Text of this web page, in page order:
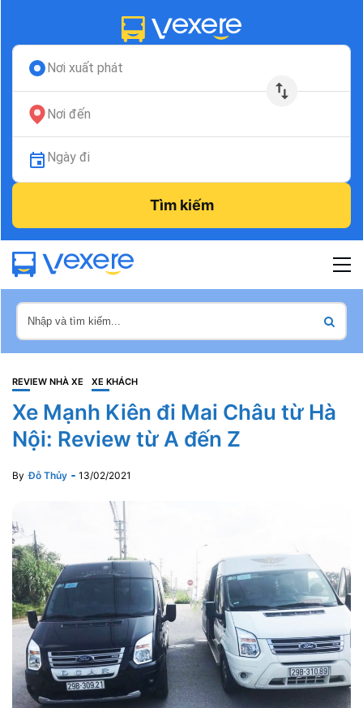
Nơi xuất phát
Nơi đến
Ngày đi
Tìm kiếm
REVIEW NHÀ XE XE KHÁCH
Xe Mạnh Kiên đi Mai Châu từ Hà
Nội: Review từ A đến Z
By Đỗ Thủy 13/02/2021